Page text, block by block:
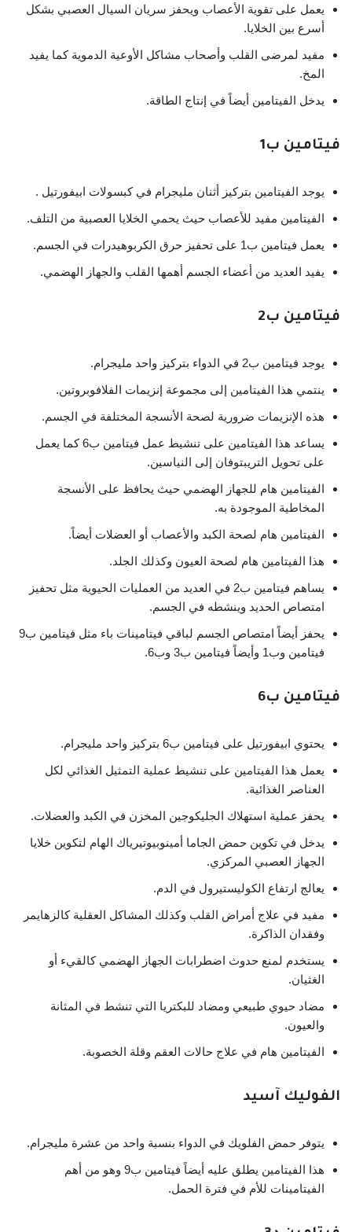
يعمل على تقوية الأعصاب ويحفز سريان السيال العصبي بشكل
أسرع بين الخلايا.
مفيد لمرضى القلب وأصحاب مشاكل الأوعية الدموية كما يفيد
المخ.
يدخل الفيتامين أيضاً في إنتاج الطاقة.
فيتامين ب1
يوجد الفيتامين بتركيز أثنان مليجرام في كبسولات ابيفورتيل .
الفيتامين مفيد للأعصاب حيث يحمي الخلايا العصبية من التلف.
يعمل فيتامين ب1 على تحفيز حرق الكربوهيدرات في الجسم.
يفيد العديد من أعضاء الجسم أهمها القلب والجهاز الهضمي.
فيتامين ب2
يوجد فيتامين ب2 في الدواء بتركيز واحد مليجرام.
ينتمي هذا الفيتامين إلى مجموعة إنزيمات الفلافوبروتين.
هذه الإنزيمات ضرورية لصحة الأنسجة المختلفة في الجسم.
يساعد هذا الفيتامين على تنشيط عمل فيتامين ب6 كما يعمل
على تحويل التريبتوفان إلى النياسين.
الفيتامين هام للجهاز الهضمي حيث يحافظ على الأنسجة
المخاطية الموجودة به.
الفيتامين هام لصحة الكبد والأعصاب أو العضلات أيضاً.
هذا الفيتامين هام لصحة العيون وكذلك الجلد.
يساهم فيتامين ب2 في العديد من العمليات الحيوية مثل تحفيز
امتصاص الحديد وينشطه في الجسم.
يحفز أيضاً امتصاص الجسم لباقي فيتامينات باء مثل فيتامين ب9
فيتامين وب1 وأيضاً فيتامين ب3 وب6.
فيتامين ب6
يحتوي ابيفورتيل على فيتامين ب6 بتركيز واحد مليجرام.
يعمل هذا الفيتامين على تنشيط عملية التمثيل الغذائي لكل
العناصر الغذائية.
يحفز عملية استهلاك الجليكوجين المخزن في الكبد والعضلات.
يدخل في تكوين حمض الجاما أمينوبيوتيرياك الهام لتكوين خلايا
الجهاز العصبي المركزي.
يعالج ارتفاع الكوليستيرول في الدم.
مفيد في علاج أمراض القلب وكذلك المشاكل العقلية كالزهايمر
وفقدان الذاكرة.
يستخدم لمنع حدوث اضطرابات الجهاز الهضمي كالقيء أو
الغثيان.
مضاد حيوي طبيعي ومضاد للبكتريا التي تنشط في المثانة
والعيون.
الفيتامين هام في علاج حالات العقم وقلة الخصوبة.
الفوليك آسيد
يتوفر حمض الفلويك في الدواء بنسبة واحد من عشرة مليجرام.
هذا الفيتامين يطلق عليه أيضاً فيتامين ب9 وهو من أهم
الفيتامينات للأم في فترة الحمل.